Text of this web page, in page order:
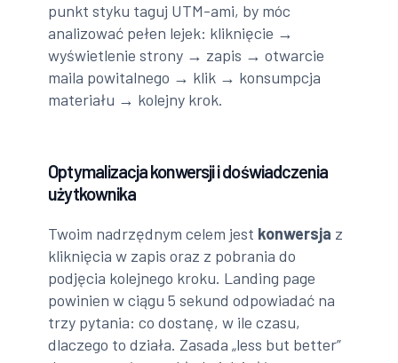
punkt styku taguj UTM-ami, by móc
analizować pełen lejek: kliknięcie →
wyświetlenie strony → zapis → otwarcie
maila powitalnego → klik → konsumpcja
materiału → kolejny krok.
Optymalizacja konwersji i doświadczenia
użytkownika
Twoim nadrzędnym celem jest konwersja z
kliknięcia w zapis oraz z pobrania do
podjęcia kolejnego kroku. Landing page
powinien w ciągu 5 sekund odpowiadać na
trzy pytania: co dostanę, w ile czasu,
dlaczego to działa. Zasada „less but better”